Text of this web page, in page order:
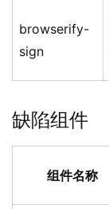
browserify-
sign
缺陷组件
组件名称